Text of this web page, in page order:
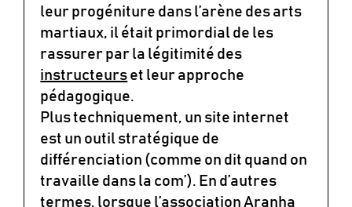
leur progéniture dans l’arène des arts
martiaux, il était primordial de les
rassurer par la légitimité des
instructeurs et leur approche
pédagogique.
Plus techniquement, un site internet
est un outil stratégique de
différenciation (comme on dit quand on
travaille dans la com’). En d’autres
termes, lorsque l’association Aranha